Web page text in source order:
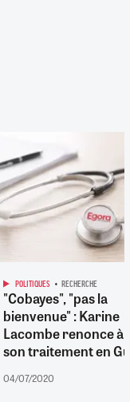
POLITIQUES RECHERCHE
"Cobayes", "pas la
bienvenue" : Karine
Lacombe renonce à
son traitement en
04/07/2020